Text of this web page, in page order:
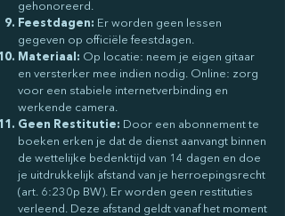
gehonoreerd.
Feestdagen: Er worden geen lessen
gegeven op officiële feestdagen.
Materiaal: Op locatie: neem je eigen gitaar
en versterker mee indien nodig. Online: zorg
voor een stabiele internetverbinding en
werkende camera.
Geen Restitutie: Door een abonnement te
boeken erken je dat de dienst aanvangt binnen
de wettelijke bedenktijd van 14 dagen en doe
je uitdrukkelijk afstand van je herroepingsrecht
(art. 6:230p BW). Er worden geen restituties
verleend. Deze afstand geldt vanaf het moment